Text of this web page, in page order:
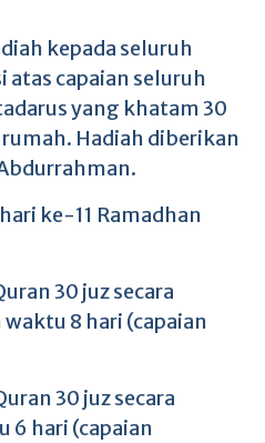
kepada seluruh
atas capaian seluruh
yang khatam 30
Hadiah diberikan
ke-11 Ramadhan
30 juz secara
8 hari (capaian
30 juz secara
6 hari (capaian